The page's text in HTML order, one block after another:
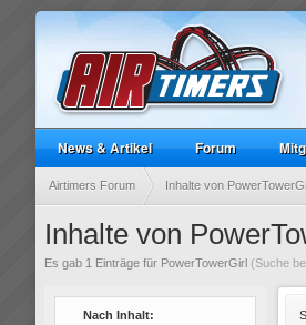
News & Artikel Forum
Airtimers Forum Inhalte von
Inhalte von
Es gab 1 Einträge für PowerTowerGirl (Suche
Nach Inhalt: